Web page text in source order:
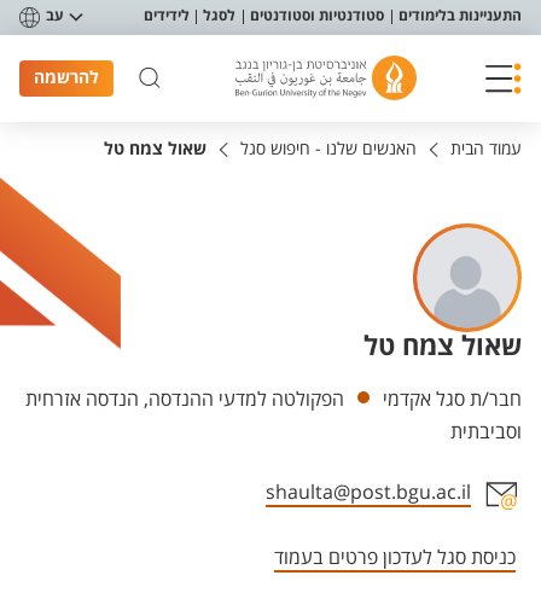
תפריט נגישות
התעניינות בלימודים סטודנטיות וסטודנטים לסגל לידידים עב
להרשמה
עמוד הבית האנשים שלנו - חיפוש סגל שאול צמח טל
שאול צמח טל
יחידות
חבר/ת סגל אקדמי
הפקולטה למדעי ההנדסה, הנדסה אזרחית
וסביבתית
shaulta@post.bgu.ac.il
כניסת סגל לעדכון פרטים בעמוד